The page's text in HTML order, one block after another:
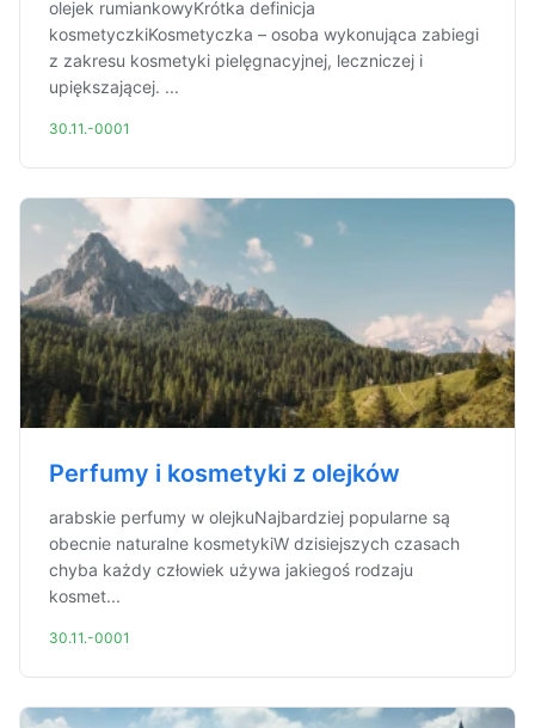
olejek rumiankowyKrótka definicja
kosmetyczkiKosmetyczka – osoba wykonująca zabiegi
z zakresu kosmetyki pielęgnacyjnej, leczniczej i
upiększającej. ...
30.11.-0001
Perfumy i kosmetyki z olejków
arabskie perfumy w olejkuNajbardziej popularne są
obecnie naturalne kosmetykiW dzisiejszych czasach
chyba każdy człowiek używa jakiegoś rodzaju
kosmet...
30.11.-0001